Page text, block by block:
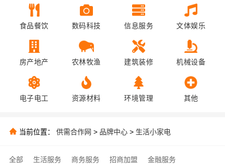
食品餐饮 数码科技 信息服务 文体娱乐
房产地产 农林牧渔 建筑装修 机械设备
电子电工 资源材料 环境管理 其他
当前位置： 供需合作网 > 品牌中心 > 生活小家电
全部 生活服务 商务服务 招商加盟
金融服务